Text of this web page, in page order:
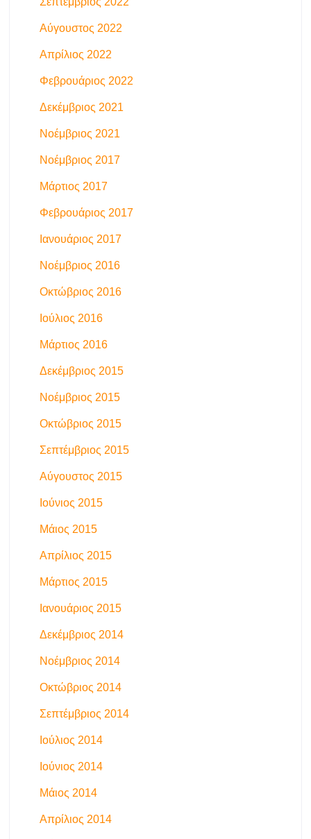
Αύγουστος 2022
Απρίλιος 2022
Φεβρουάριος 2022
Δεκέμβριος 2021
Νοέμβριος 2021
Νοέμβριος 2017
Μάρτιος 2017
Φεβρουάριος 2017
Ιανουάριος 2017
Νοέμβριος 2016
Οκτώβριος 2016
Ιούλιος 2016
Μάρτιος 2016
Δεκέμβριος 2015
Νοέμβριος 2015
Οκτώβριος 2015
Σεπτέμβριος 2015
Αύγουστος 2015
Ιούνιος 2015
Μάιος 2015
Απρίλιος 2015
Μάρτιος 2015
Ιανουάριος 2015
Δεκέμβριος 2014
Νοέμβριος 2014
Οκτώβριος 2014
Σεπτέμβριος 2014
Ιούλιος 2014
Ιούνιος 2014
Μάιος 2014
Απρίλιος 2014